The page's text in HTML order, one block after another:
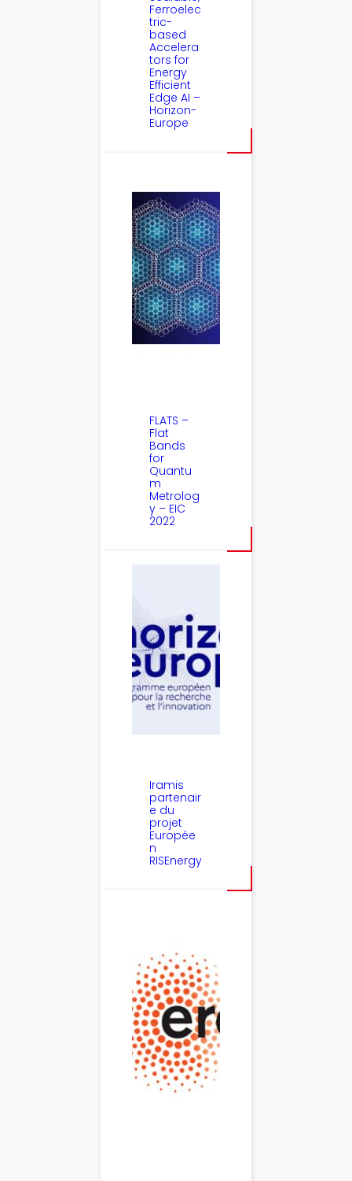
Ferroelec
tric-
based
Accelera
tors for
Energy
Efficient
Edge AI –
Horizon-
Europe
FLATS –
Flat
Bands
for
Quantu
m
Metrolog
y – EIC
2022
Iramis
partenair
e du
projet
Europée
n
RISEnergy